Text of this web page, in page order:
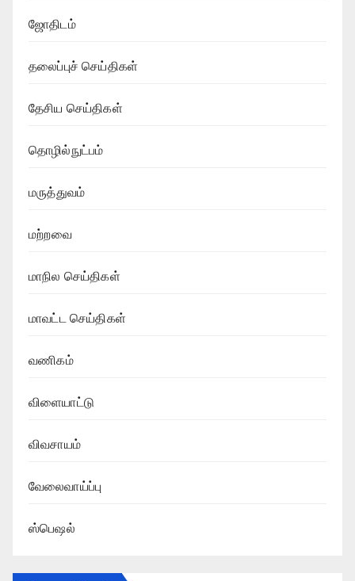
ஜோதிடம்
தலைப்புச் செய்திகள்
தேசிய செய்திகள்
தொழில்நுட்பம்
மருத்துவம்
மற்றவை
மாநில செய்திகள்
மாவட்ட செய்திகள்
வணிகம்
விளையாட்டு
விவசாயம்
வேலைவாய்ப்பு
ஸ்பெஷல்